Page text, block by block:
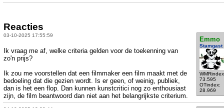
Reacties
03-10-2025 17:55:59
Emmo
Stamgast
73.595
OTindex:
28.969
Ik vraag me af, welke criteria gelden voor de toekenning van
zo'n prijs?
Ik zou me voorstellen dat een filmmaker een film maakt met de
bedoeling dat die gezien wordt. Is er geen, of weinig, publiek,
dan is het een flop. Dan kunnen kunstcritici nog zo enthousiast
zijn, de film beantwoord dan niet aan het belangrijkste criterium.